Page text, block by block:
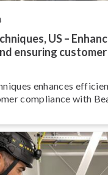
US –
ensuring customer
enhances
compliance with